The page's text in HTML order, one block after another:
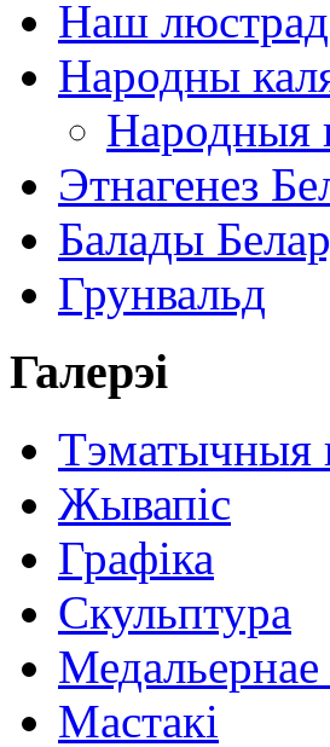
Наш
Народны
Народныя
Этнагенез
Балады
Грунвальд
Галерэі
Тэматычныя
Жывапіс
Графіка
Скульптура
Медальернае
Мастакі